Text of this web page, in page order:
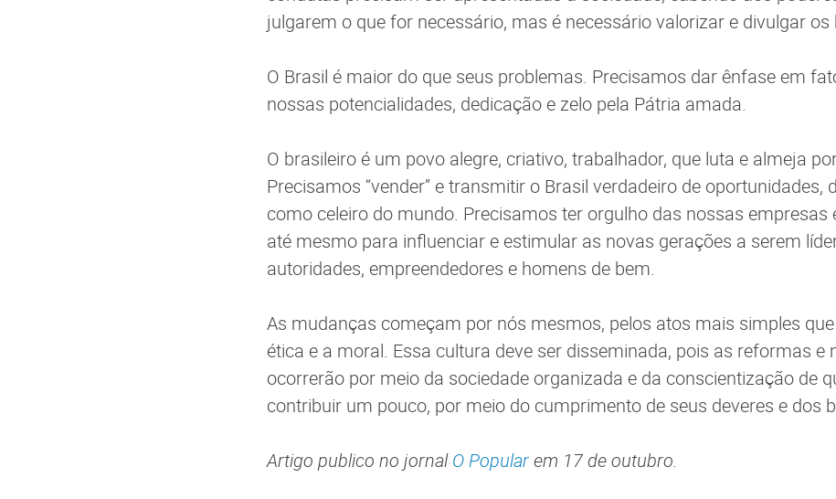
julgarem o que for necessário, mas é necessário valorizar e divulgar os
O Brasil é maior do que seus problemas. Precisamos dar ênfase em
nossas potencialidades, dedicação e zelo pela Pátria amada.
O brasileiro é um povo alegre, criativo, trabalhador, que luta e almeja
Precisamos “vender” e transmitir o Brasil verdadeiro de oportunidades,
como celeiro do mundo. Precisamos ter orgulho das nossas empresas
até mesmo para influenciar e estimular as novas gerações a serem
autoridades, empreendedores e homens de bem.
As mudanças começam por nós mesmos, pelos atos mais simples
ética e a moral. Essa cultura deve ser disseminada, pois as reformas e
ocorrerão por meio da sociedade organizada e da conscientização de
contribuir um pouco, por meio do cumprimento de seus deveres e dos
Artigo publico no jornalO Popularem 17 de outubro.